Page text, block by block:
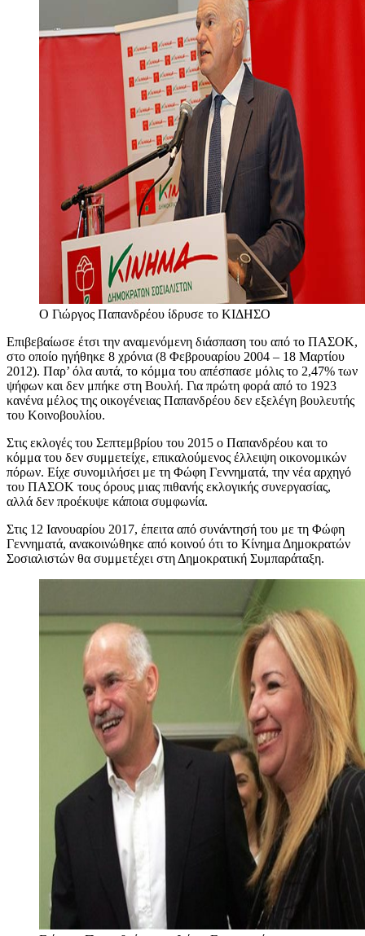
O Γιώργος Παπανδρέου ίδρυσε το ΚΙΔΗΣΟ
Επιβεβαίωσε έτσι την αναμενόμενη διάσπαση του από το ΠΑΣΟΚ,
στο οποίο ηγήθηκε 8 χρόνια (8 Φεβρουαρίου 2004 – 18 Μαρτίου
2012). Παρ’ όλα αυτά, το κόμμα του απέσπασε μόλις το 2,47% των
ψήφων και δεν μπήκε στη Βουλή. Για πρώτη φορά από το 1923
κανένα μέλος της οικογένειας Παπανδρέου δεν εξελέγη βουλευτής
του Κοινοβουλίου.
Στις εκλογές του Σεπτεμβρίου του 2015 ο Παπανδρέου και το
κόμμα του δεν συμμετείχε, επικαλούμενος έλλειψη οικονομικών
πόρων. Είχε συνομιλήσει με τη Φώφη Γεννηματά, την νέα αρχηγό
του ΠΑΣΟΚ τους όρους μιας πιθανής εκλογικής συνεργασίας,
αλλά δεν προέκυψε κάποια συμφωνία.
Στις 12 Ιανουαρίου 2017, έπειτα από συνάντησή του με τη Φώφη
Γεννηματά, ανακοινώθηκε από κοινού ότι το Κίνημα Δημοκρατών
Σοσιαλιστών θα συμμετέχει στη Δημοκρατική Συμπαράταξη.